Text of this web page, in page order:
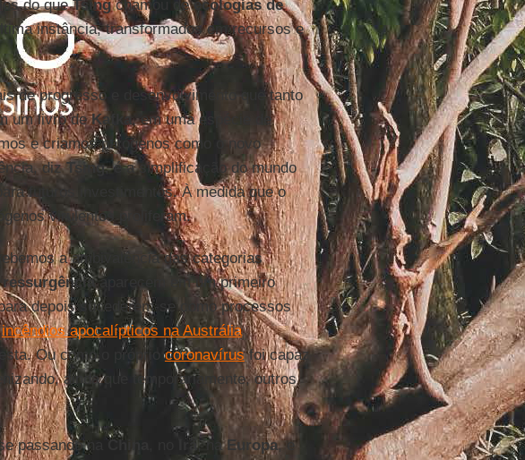
do queTsingchamou deecologias de
instância, transformados em recursos e
de progresso e desenvolvimento que tanto
um livro deKafka, em uma espécie de
e criamos patógenos como o novo
dizTsing, é a simplificação do mundo
futuros investimentos. À medida que o
virulentos proliferam.
a ambivalência das categorias
ressurgênciaaparecem em um primeiro
depois sucederem-se como processos
incêndios apocalípticos na Austrália
Ou como o própriocoronavírusfoi capaz
ainda que temporariamente, outros
passando naChina Irã , naEuropa, e